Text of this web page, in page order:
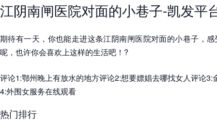
江阴南闸医院对面的小巷子-凯发平
期待有一天，你也能走进这条江阴南闸医院对面的小巷子，
呢，也许你会喜欢上这样的生活吧！?
评论1:鄂州晚上有放水的地方评论2:想要嫖娼去哪找女人评论3:
4:外围女服务在线观看
热门排行